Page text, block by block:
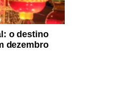
o destino
dezembro